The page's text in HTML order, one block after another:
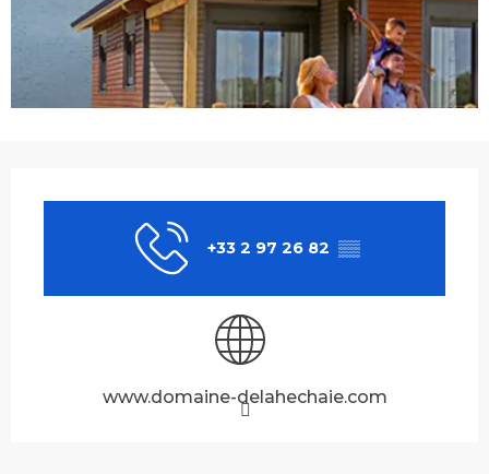
+33 2 97 26 82 ▒▒
www.domaine-delahechaie.com